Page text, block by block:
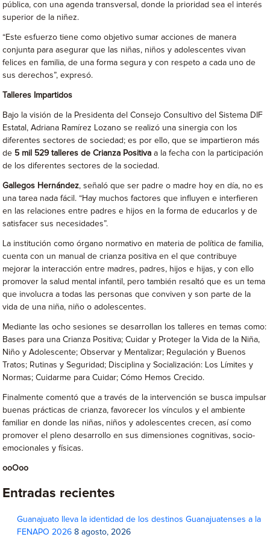
pública, con una agenda transversal, donde la prioridad sea el interés
superior de la niñez.
“Este esfuerzo tiene como objetivo sumar acciones de manera
conjunta para asegurar que las niñas, niños y adolescentes vivan
felices en familia, de una forma segura y con respeto a cada uno de
sus derechos”, expresó.
Talleres Impartidos
Bajo la visión de la Presidenta del Consejo Consultivo del Sistema DIF
Estatal, Adriana Ramírez Lozano se realizó una sinergia con los
diferentes sectores de sociedad; es por ello, que se impartieron más
de 5 mil 529 talleres de Crianza Positiva a la fecha con la participación
de los diferentes sectores de la sociedad.
Gallegos Hernández, señaló que ser padre o madre hoy en día, no es
una tarea nada fácil. “Hay muchos factores que influyen e interfieren
en las relaciones entre padres e hijos en la forma de educarlos y de
satisfacer sus necesidades”.
La institución como órgano normativo en materia de política de familia,
cuenta con un manual de crianza positiva en el que contribuye
mejorar la interacción entre madres, padres, hijos e hijas, y con ello
promover la salud mental infantil, pero también resaltó que es un tema
que involucra a todas las personas que conviven y son parte de la
vida de una niña, niño o adolescentes.
Mediante las ocho sesiones se desarrollan los talleres en temas como:
Bases para una Crianza Positiva; Cuidar y Proteger la Vida de la Niña,
Niño y Adolescente; Observar y Mentalizar; Regulación y Buenos
Tratos; Rutinas y Seguridad; Disciplina y Socialización: Los Límites y
Normas; Cuidarme para Cuidar; Cómo Hemos Crecido.
Finalmente comentó que a través de la intervención se busca impulsar
buenas prácticas de crianza, favorecer los vínculos y el ambiente
familiar en donde las niñas, niños y adolescentes crecen, así como
promover el pleno desarrollo en sus dimensiones cognitivas, socio-
emocionales y físicas.
ooOoo
Entradas recientes
Guanajuato lleva la identidad de los destinos Guanajuatenses a la
FENAPO 2026 8 agosto, 2026